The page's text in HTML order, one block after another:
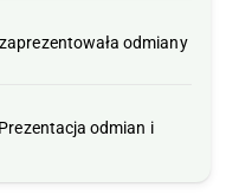
odmiany
odmian i